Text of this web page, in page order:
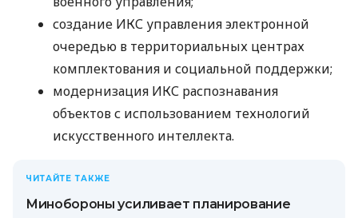
создание ИКС управления электронной
очередью в территориальных центрах
комплектования и социальной поддержки;
модернизация ИКС распознавания
объектов с использованием технологий
искусственного интеллекта.
ЧИТАЙТЕ ТАКЖЕ
Минобороны усиливает планирование